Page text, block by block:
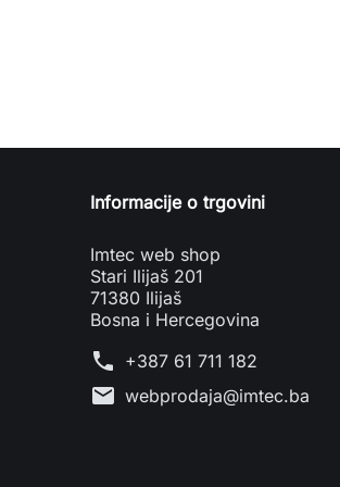
Informacije o trgovini
Imtec web shop
Stari Ilijaš 201
71380 Ilijaš
Bosna i Hercegovina
phone +387 61 711 182
mail webprodaja@imtec.ba